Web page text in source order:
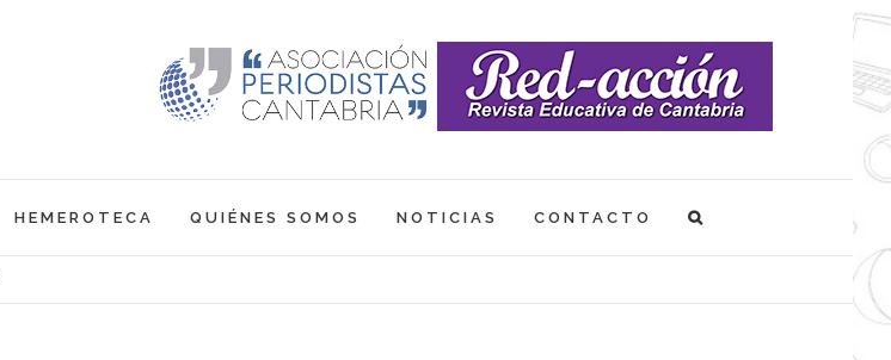
HEMEROTECA QUIÉNES SOMOS NOTICIAS CONTACTO